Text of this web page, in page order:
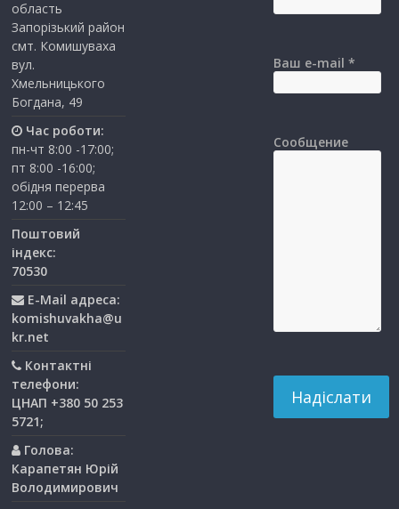
область
Запорізький район
смт. Комишуваха
вул.
Хмельницького
Богдана, 49
Час роботи:
пн-чт 8:00 -17:00;
пт 8:00 -16:00;
обідня перерва
12:00 – 12:45
Поштовий
індекс:
70530
E-Mail адреса:
komishuvakha@u
kr.net
Контактні
телефони:
ЦНАП +380 50 253
5721;
Голова:
Карапетян Юрій
Володимирович
Ваш e-mail *
Сообщение